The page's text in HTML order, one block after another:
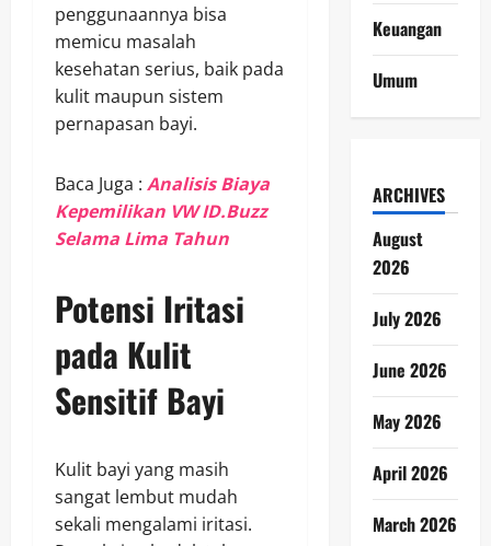
penggunaannya bisa
memicu masalah
kesehatan serius, baik pada
kulit maupun sistem
pernapasan bayi.
Baca Juga : Analisis Biaya
Kepemilikan VW ID.Buzz
Selama Lima Tahun
Potensi Iritasi
pada Kulit
Sensitif Bayi
Kulit bayi yang masih
sangat lembut mudah
sekali mengalami iritasi.
Keuangan
Umum
ARCHIVES
August
2026
July 2026
June 2026
May 2026
April 2026
March 2026